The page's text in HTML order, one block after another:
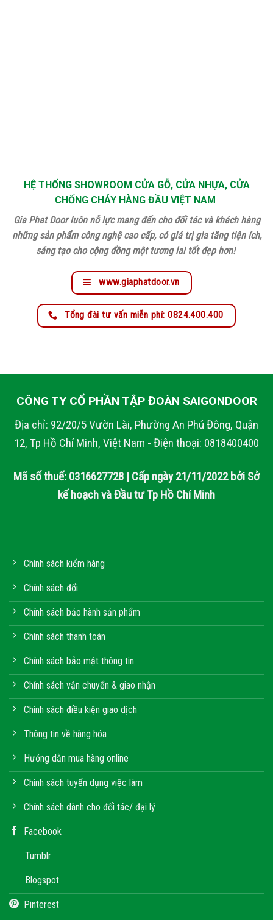
HỆ THỐNG SHOWROOM CỬA GỖ, CỬA NHỰA, CỬA
CHỐNG CHÁY HÀNG ĐẦU VIỆT NAM
Gia Phat Door luôn nỗ lực mang đến cho đối tác và khách hàng
những sản phẩm công nghệ cao cấp, có giá trị gia tăng tiện ích,
sáng tạo cho cộng đồng một tương lai tốt đẹp hơn!
www.giaphatdoor.vn
Tổng đài tư vấn miễn phí: 0824.400.400
CÔNG TY CỔ PHẦN TẬP ĐOÀN SAIGONDOOR
Địa chỉ: 92/20/5 Vườn Lài, Phường An Phú Đông, Quận
12, Tp Hồ Chí Minh, Việt Nam - Điện thoại: 0818400400
Mã số thuế: 0316627728 | Cấp ngày 21/11/2022 bởi Sở
kế hoạch và Đầu tư Tp Hồ Chí Minh
Chính sách kiểm hàng
Chính sách đổi
Chính sách bảo hành sản phẩm
Chính sách thanh toán
Chính sách bảo mật thông tin
Chính sách vận chuyển & giao nhận
Chính sách điều kiện giao dịch
Thông tin về hàng hóa
Hướng dẫn mua hàng online
Chính sách tuyển dụng việc làm
Chính sách dành cho đối tác/ đại lý
Facebook
Tumblr
Blogspot
Pinterest